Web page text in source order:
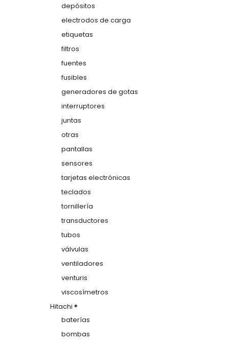
depósitos
electrodos de carga
etiquetas
filtros
fuentes
fusibles
generadores de gotas
interruptores
juntas
otras
pantallas
sensores
tarjetas electrónicas
teclados
tornillería
transductores
tubos
válvulas
ventiladores
venturis
viscosímetros
Hitachi ®
baterías
bombas